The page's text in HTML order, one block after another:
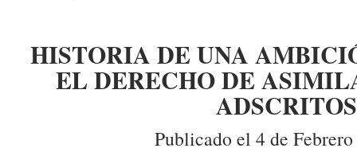
HISTORIA DE UNA
EL DERECHO DE
Publicado el 4 de